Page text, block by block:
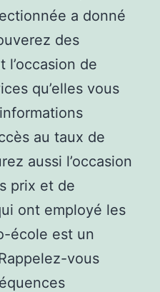
a donné
des
l’occasion de
qu’elles vous
au taux de
aussi l’occasion
prix et de
ont employé les
école est un
vous